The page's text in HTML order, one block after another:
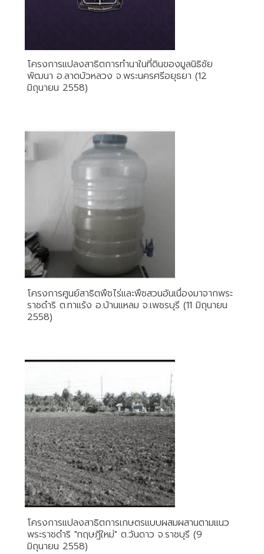
โครงการแปลงสาธิตการทำนาในที่ดินของมูลนิธิชัย
พัฒนา อ.ลาดบัวหลวง จ.พระนครศรีอยุธยา (12
มิถุนายน 2558)
โครงการศูนย์สาธิตพืชไร่และพืชสวนอันเนื่องมาจากพระ
ราชดำริ ต.ทาแร้ง อ.บ้านแหลม จ.เพชรบุรี (11 มิถุนายน
2558)
โครงการแปลงสาธิตการเกษตรแบบผสมผสานตามแนว
พระราชดำริ "ทฤษฎีใหม่" ต.วันดาว จ.ราชบุรี (9
มิถุนายน 2558)